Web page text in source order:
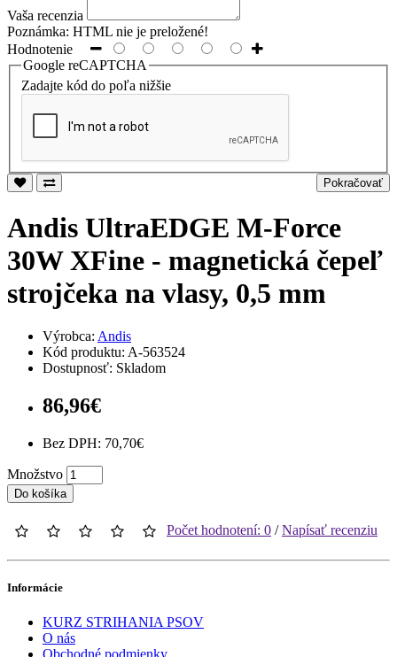
Vaša recenzia
Poznámka: HTML nie je preložené!
Hodnotenie
Google reCAPTCHA
Zadajte kód do poľa nižšie
Pokračovať
Andis UltraEDGE M-Force
30W XFine - magnetická čepeľ
strojčeka na vlasy, 0,5 mm
Výrobca: Andis
Kód produktu: A-563524
Dostupnosť: Skladom
86,96€
Bez DPH: 70,70€
Množstvo
Do košíka
Počet hodnotení: 0 /Napísať recenziu
Informácie
KURZ STRIHANIA PSOV
O nás